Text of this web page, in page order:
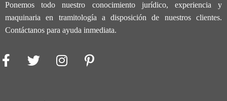
Ponemos todo nuestro conocimiento jurídico, experiencia y
maquinaria en tramitología a disposición de nuestros clientes.
Contáctanos para ayuda inmediata.